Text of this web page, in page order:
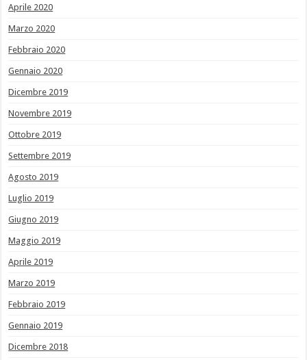
Aprile 2020
Marzo 2020
Febbraio 2020
Gennaio 2020
Dicembre 2019
Novembre 2019
Ottobre 2019
Settembre 2019
Agosto 2019
Luglio 2019
Giugno 2019
Maggio 2019
Aprile 2019
Marzo 2019
Febbraio 2019
Gennaio 2019
Dicembre 2018